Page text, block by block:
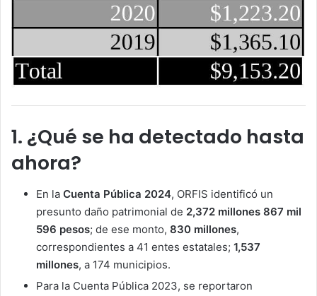
1. ¿Qué se ha detectado hasta
ahora?
En la Cuenta Pública 2024, ORFIS identificó un
presunto daño patrimonial de 2,372 millones 867 mil
596 pesos; de ese monto, 830 millones,
correspondientes a 41 entes estatales; 1,537
millones, a 174 municipios.
Para la Cuenta Pública 2023, se reportaron